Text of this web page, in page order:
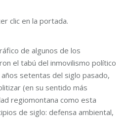
clic en la portada.
de algunos de los
el tabú del inmovilismo político
setentas del siglo pasado,
(en su sentido más
regiomontana como esta
de siglo: defensa ambiental,